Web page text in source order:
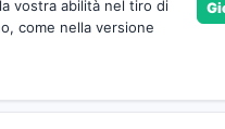
vostra abilità nel tiro di
come nella versione